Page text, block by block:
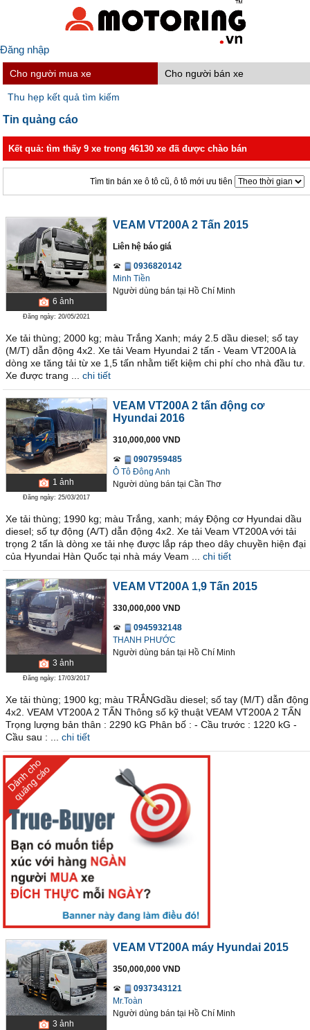
Đăng nhập
Cho người mua xe Cho người bán xe
Thu hẹp kết quả tìm kiếm
Tin quảng cáo
Kết quả: tìm thấy 9 xe trong 46130 xe đã được chào bán
Tìm tin bán xe ô tô cũ, ô tô mới ưu tiên
6 ảnh
Đăng ngày: 20/05/2021
VEAM VT200A 2 Tấn 2015
Liên hệ báo giá
0936820142
Minh Tiền
Người dùng bán tại Hồ Chí Minh
Xe tải thùng; 2000 kg; màu Trắng Xanh; máy 2.5 dầu diesel; số tay
(M/T) dẫn động 4x2. Xe tải Veam Hyundai 2 tấn - Veam VT200A là
dòng xe tăng tải từ xe 1,5 tấn nhằm tiết kiệm chi phí cho nhà đầu tư.
Xe được trang ...
chi tiết
1 ảnh
Đăng ngày: 25/03/2017
VEAM VT200A 2 tấn động cơ
Hyundai 2016
310,000,000 VND
0907959485
Ô Tô Đông Anh
Người dùng bán tại Cần Thơ
Xe tải thùng; 1990 kg; màu Trắng, xanh; máy Động cơ Hyundai dầu
diesel; số tự động (A/T) dẫn động 4x2. Xe tải Veam VT200A với tải
trọng 2 tấn là dòng xe tải nhẹ được lắp ráp theo dây chuyền hiện đại
của Hyundai Hàn Quốc tại nhà máy Veam ...
chi tiết
3 ảnh
Đăng ngày: 17/03/2017
VEAM VT200A 1,9 Tấn 2015
330,000,000 VND
0945932148
THANH PHƯỚC
Người dùng bán tại Hồ Chí Minh
Xe tải thùng; 1900 kg; màu TRẮNGdầu diesel; số tay (M/T) dẫn động
4x2. VEAM VT200A 2 TẤN Thông số kỹ thuật VEAM VT200A 2 TẤN
Trọng lượng bản thân : 2290 kG Phân bố : - Cầu trước : 1220 kG -
Cầu sau : ...
chi tiết
3 ảnh
VEAM VT200A máy Hyundai 2015
350,000,000 VND
0937343121
Mr.Toàn
Người dùng bán tại Hồ Chí Minh